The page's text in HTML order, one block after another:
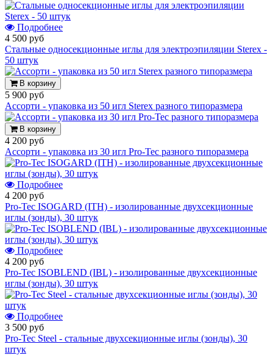
Подробнее
4 500 руб
Стальные односекционные иглы для электроэпиляции Sterex -
50 штук
В корзину
5 900 руб
Ассорти - упаковка из 50 игл Sterex разного типоразмера
В корзину
4 200 руб
Ассорти - упаковка из 30 игл Pro-Tec разного типоразмера
Подробнее
4 200 руб
Pro-Tec ISOGARD (ITH) - изолированные двухсекционные
иглы (зонды), 30 штук
Подробнее
4 200 руб
Pro-Tec ISOBLEND (IBL) - изолированные двухсекционные
иглы (зонды), 30 штук
Подробнее
3 500 руб
Pro-Tec Steel - стальные двухсекционные иглы (зонды), 30
штук